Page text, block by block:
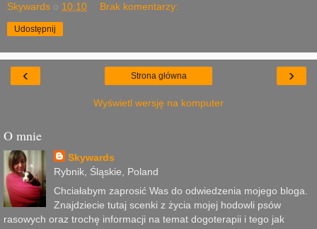
Skywards o 10:10 Brak komentarzy:
Udostępnij
‹ ›
Strona główna
Wyświetl wersję na komputer
O mnie
Skywards
Rybnik, Śląskie, Poland
Chciałabym zaprosić Was do odwiedzenia mojego bloga.
Znajdziecie tutaj scenki z życia mojej hodowli psów
rasowych oraz trochę informacji na temat dogoterapii i tego jak